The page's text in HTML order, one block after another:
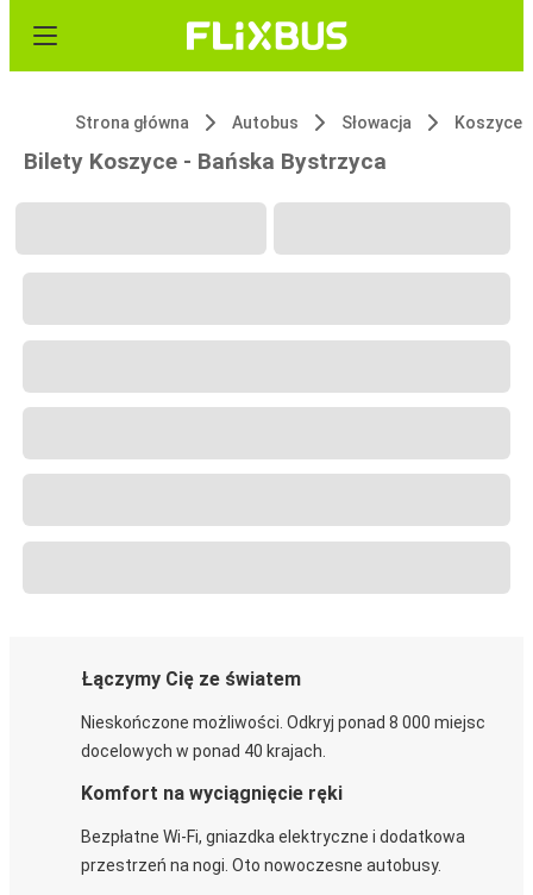
Strona główna Autobus Słowacja Koszyce
Bilety Koszyce - Bańska Bystrzycа
Łączymy Cię ze światem
Nieskończone możliwości. Odkryj ponad 8 000 miejsc
docelowych w ponad 40 krajach.
Komfort na wyciągnięcie ręki
Bezpłatne Wi-Fi, gniazdka elektryczne i dodatkowa
przestrzeń na nogi. Oto nowoczesne autobusy.